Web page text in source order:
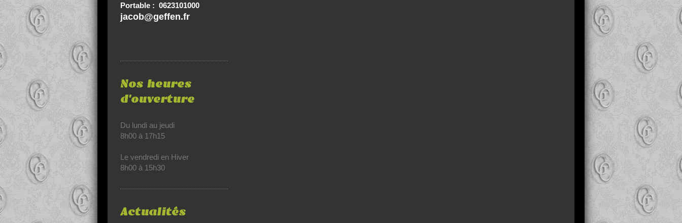
Portable : 0623101000
jacob@geffen.fr
Nos heures
d'ouverture
Du lundi au jeudi
8h00 à 17h15
Le vendredi en Hiver
8h00 à 15h30
Actualités